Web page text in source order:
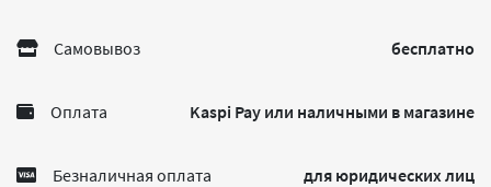
Самовывоз бесплатно
Оплата Kaspi Pay или наличными в магазине
Безналичная оплата для юридических лиц